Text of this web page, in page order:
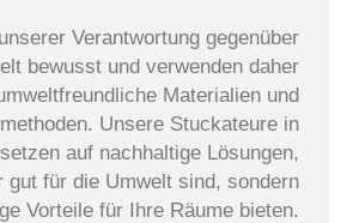
Verantwortung gegenüber
bewusst und verwenden daher
Materialien und
Unsere Stuckateure in
auf nachhaltige Lösungen,
gut für die Umwelt sind, sondern
Vorteile für Ihre Räume bieten.